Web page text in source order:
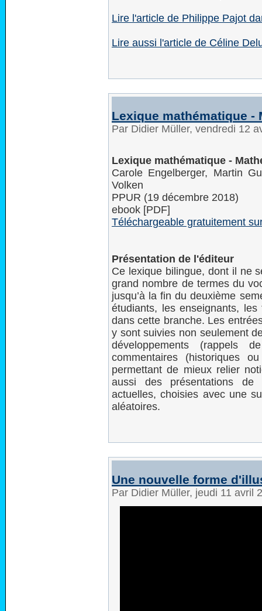
Lire l'article de Philippe Pajot
Lire aussi l'article de Céline
Lexique mathématique -
Par Didier Müller, vendredi 12
Lexique mathématique -
Carole Engelberger, Martin
Volken
PPUR (19 décembre 2018)
ebook [PDF]
Téléchargeable gratuitement
Présentation de l'éditeur
Ce lexique bilingue, dont il ne
grand nombre de termes du
jusqu’à la fin du deuxième
étudiants, les enseignants,
dans cette branche. Les
y sont suivies non seulement
développements (rappels
commentaires (historiques
permettant de mieux relier
aussi des présentations de
actuelles, choisies avec une
aléatoires.
Une nouvelle forme
Par Didier Müller, jeudi 11 avril